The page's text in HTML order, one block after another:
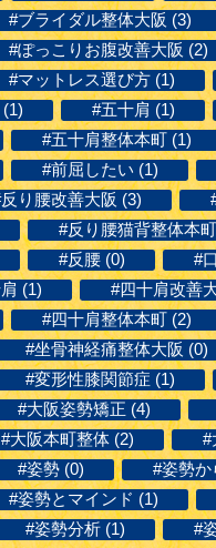
#ブライダル整体大阪 (3)
#ぽっこりお腹改善大阪 (2)
#マットレス選び方 (1)
#五十肩 (1)
#五十肩整体本町 (1)
#前屈したい (1)
り腰改善大阪 (3)
#反り腰猫背整体本
#反腰 (0) #
(1) #四十肩改善
#四十肩整体本町 (2)
#坐骨神経痛整体大阪 (0)
#変形性膝関節症 (1)
#大阪姿勢矯正 (4)
#大阪本町整体 (2) #
#姿勢 (0) #姿勢か
#姿勢とマインド (1)
#姿勢分析 (1) #